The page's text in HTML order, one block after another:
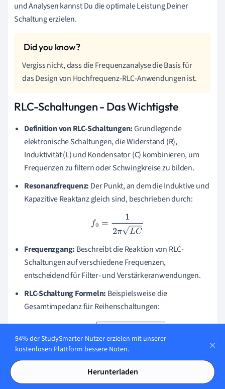
und Analysen kannst Du die optimale Leistung Deiner
Schaltung erzielen.
Vergiss nicht, dass die Frequenzanalyse die Basis für
das Design von Hochfrequenz-RLC-Anwendungen ist.
RLC-Schaltungen - Das Wichtigste
Definition von RLC-Schaltungen:Grundlegende
elektronische Schaltungen, die Widerstand (R),
Induktivität (L) und Kondensator (C) kombinieren, um
Frequenzen zu filtern oder Schwingkreise zu bilden.
Resonanzfrequenz: Der Punkt, an dem die Induktive und
Kapazitive Reaktanz gleich sind, beschrieben durch:
f0 =12πLC
Frequenzgang: Beschreibt die Reaktion von RLC-
Schaltungen auf verschiedene Frequenzen,
entscheidend für Filter- und Verstärkeranwendungen.
RLC-Schaltung Formeln: Beispielsweise die
Gesamtimpedanz für Reihenschaltungen:
Praxisbeispiele:Anwendungen wie Radiotuner, wo RLC-
Frequenzen abzutimmen.
94% der StudySmarter-Nutzer erzielen mit unserer
kostenlosen Plattform bessere Noten.
Herunterladen